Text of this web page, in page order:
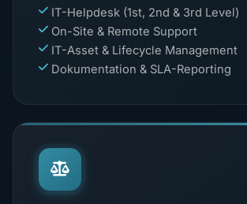
IT-Helpdesk (1st, 2nd & 3rd Level)
On-Site & Remote Support
IT-Asset & Lifecycle Management
Dokumentation & SLA-Reporting